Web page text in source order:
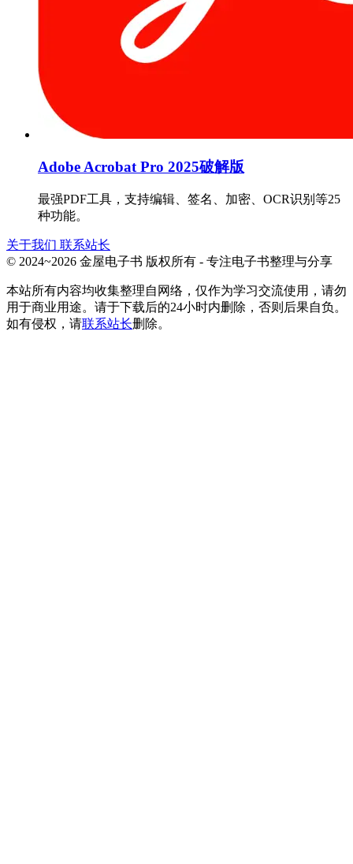
Adobe Acrobat Pro 2025破解版
最强PDF工具，支持编辑、签名、加密、OCR识别等25
种功能。
关于我们 联系站长
© 2024~2026 金屋电子书 版权所有 - 专注电子书整理与分享
本站所有内容均收集整理自网络，仅作为学习交流使用，请勿
用于商业用途。请于下载后的24小时内删除，否则后果自负。
如有侵权，请联系站长删除。